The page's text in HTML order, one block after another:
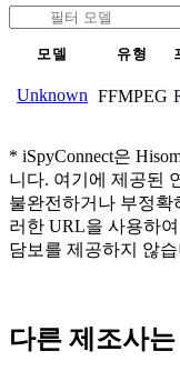
모델 유형
Unknown FFMPEG
* iSpyConnect은
니다. 여기에 제공된
불완전하거나 부정확
러한 URL을 사용하
담보를 제공하지 않
다른 제조사